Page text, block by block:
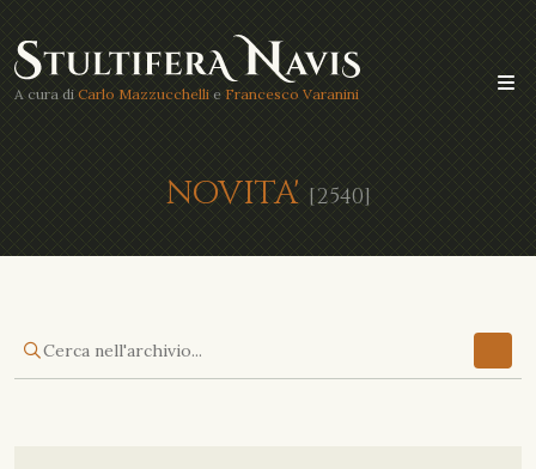
A cura di Carlo Mazzucchelli e Francesco Varanini
NOVITA' [2540]